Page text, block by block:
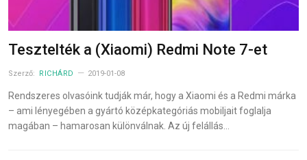
Tesztelték a (Xiaomi) Redmi Note 7-et
Szerző: RICHÁRD 2019-01-08
Rendszeres olvasóink tudják már, hogy a Xiaomi és a Redmi márka
– ami lényegében a gyártó középkategóriás mobiljait foglalja
magában – hamarosan különválnak. Az új felállás…